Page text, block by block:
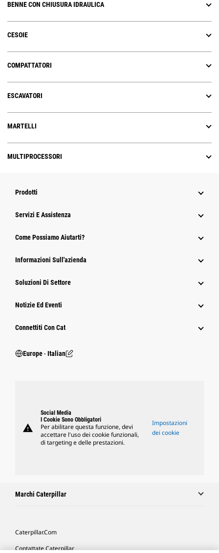
BENNE CON CHIUSURA IDRAULICA
CESOIE
COMPATTATORI
ESCAVATORI
MARTELLI
MULTIPROCESSORI
Prodotti
Servizi E Assistenza
Come Possiamo Aiutarti?
Informazioni Sull'azienda
Soluzioni Di Settore
Notizie Ed Eventi
Connettiti Con Cat
Europe ‧ Italian
warning
Social Media
I Cookie Sono Obbligatori
Per abilitare questa funzione, devi
accettare l'uso dei cookie funzionali,
di targeting e delle prestazioni.
Impostazioni
dei cookie
Marchi Caterpillar
Caterpillar.com
Contattate Caterpillar